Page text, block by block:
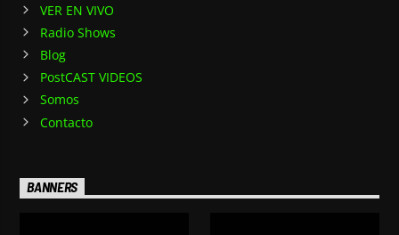
VER EN VIVO
Radio Shows
Blog
PostCAST VIDEOS
Somos
Contacto
BANNERS